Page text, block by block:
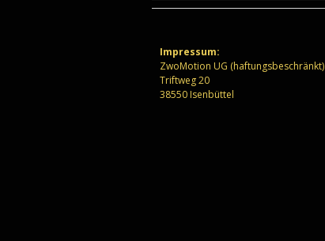
Impressum:
ZwoMotion UG (haftungsbeschränkt)
Triftweg 20
38550 Isenbüttel